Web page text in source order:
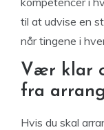
til at udvise en
når tingene i
Vær klar
fra
Hvis du skal